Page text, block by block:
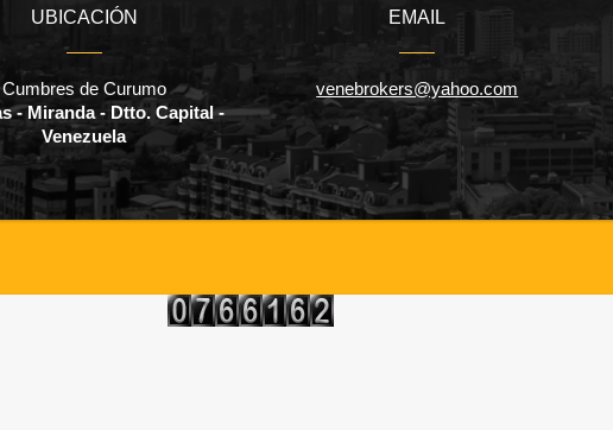
UBICACIÓN
Cumbres de Curumo
- Miranda - Dtto. Capital -
Venezuela
EMAIL
venebrokers@yahoo.com